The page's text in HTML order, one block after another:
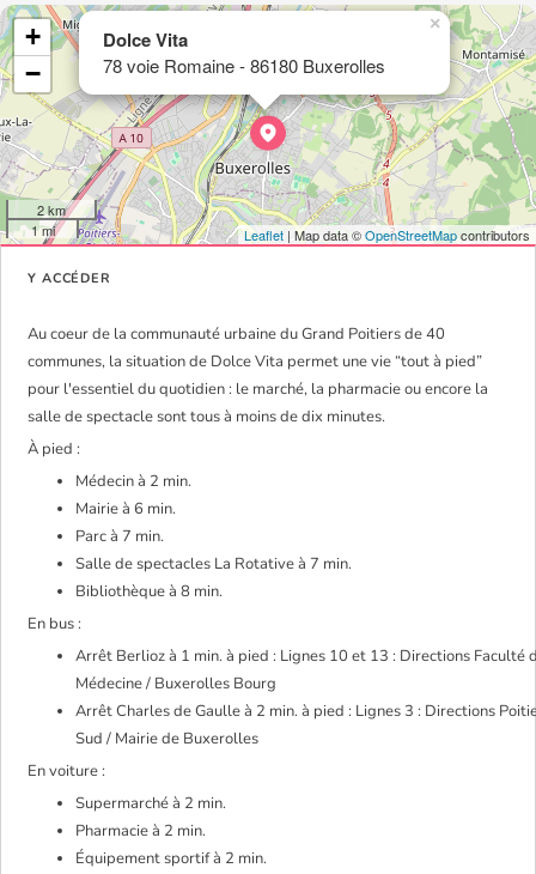
Dolce Vita
78 voie Romaine - 86180 Buxerolles
×
+
−
2 km
1 mi
Leaflet | Map data ©OpenStreetMapcontributors
Y ACCÉDER
Au coeur de la communauté urbaine du Grand Poitiers de 40
communes, la situation de Dolce Vita permet une vie “tout à pied”
pour l'essentiel du quotidien : le marché, la pharmacie ou encore la
salle de spectacle sont tous à moins de dix minutes.
À pied :
Médecin à 2 min.
Mairie à 6 min.
Parc à 7 min.
Salle de spectacles La Rotative à 7 min.
Bibliothèque à 8 min.
En bus :
Arrêt Berlioz à 1 min. à pied : Lignes 10 et 13 : Directions Faculté
Médecine / Buxerolles Bourg
Arrêt Charles de Gaulle à 2 min. à pied : Lignes 3 : Directions
Sud / Mairie de Buxerolles
En voiture :
Supermarché à 2 min.
Pharmacie à 2 min.
Équipement sportif à 2 min.